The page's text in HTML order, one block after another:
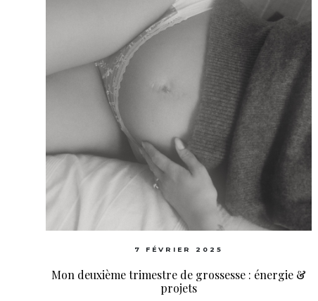
7 FÉVRIER 2025
Mon deuxième trimestre de grossesse : énergie &
projets